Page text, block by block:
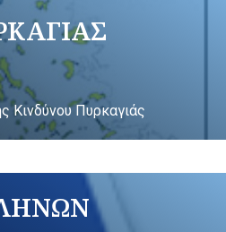
Κινδύνου Πυρκαγιάς